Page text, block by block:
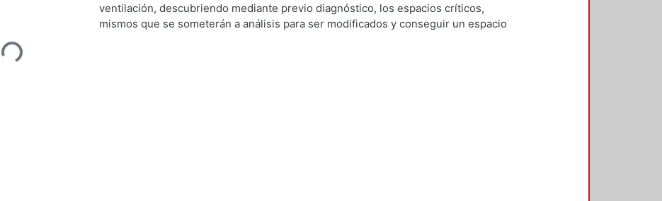
Loading...
ventilación, descubriendo mediante previo diagnóstico, los espacios críticos,
mismos que se someterán a análisis para ser modificados y conseguir un espacio